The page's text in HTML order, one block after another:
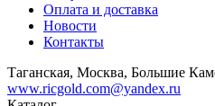
Оплата и доставка
Новости
Контакты
Таганская, Москва, Большие
www.ricgold.com@yandex.ru